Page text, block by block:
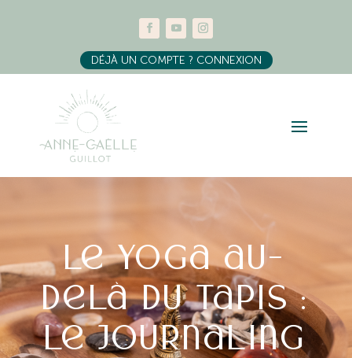
DÉJÀ UN COMPTE ? CONNEXION
Le yoga au-
delà du tapis :
Le journaling